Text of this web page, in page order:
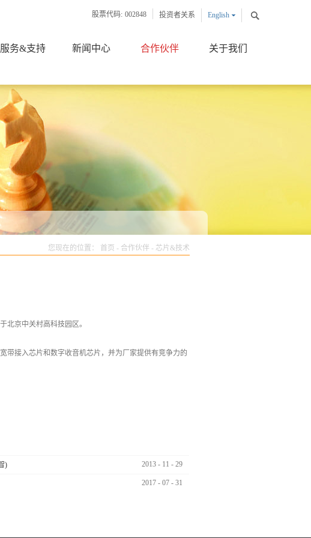
English
投资者关系
股票代码: 002848
服务&支持 新闻中心 合作伙伴 关于我们
您现在的位置： 首页 - 合作伙伴 - 芯片&技术
北京中关村高科技园区。
带接入芯片和数字收音机芯片，并为厂家提供有竞争力的
) 2013 - 11 -29
2017 -07 -31